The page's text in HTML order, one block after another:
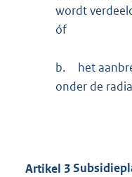
wordt
óf
b.
het
onder de
Artikel 3